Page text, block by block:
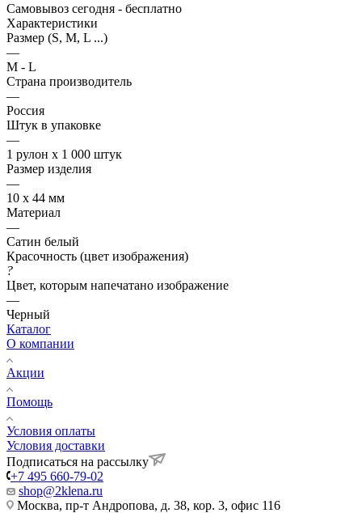
Самовывоз сегодня - бесплатно
Характеристики
Размер (S, M, L ...)
—
M - L
Страна производитель
—
Россия
Штук в упаковке
—
1 рулон х 1 000 штук
Размер изделия
—
10 х 44 мм
Материал
—
Сатин белый
Красочность (цвет изображения)
?
Цвет, которым напечатано изображение
—
Черный
Каталог
О компании
Акции
Помощь
Условия оплаты
Условия доставки
Подписаться на рассылку
+7 495 660-79-02
shop@2klena.ru
Москва, пр-т Андропова, д. 38, кор. 3, офис 116